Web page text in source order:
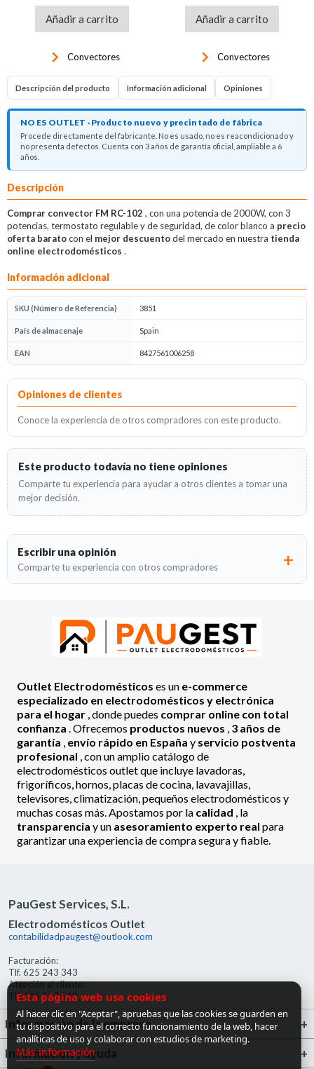
Añadir a carrito
keyboard_arrow_right Convectores
Añadir a carrito
keyboard_arrow_right Convectores
Descripción del producto Información adicional Opiniones
NO ES OUTLET · Producto nuevo y precintado de fábrica
Procede directamente del fabricante. No es usado, no es reacondicionado y
no presenta defectos. Cuenta con 3 años de garantía oficial, ampliable a 6
años.
Descripción
Comprar convector FM RC-102 , con una potencia de 2000W, con 3
potencias, termostato regulable y de seguridad, de color blanco a precio
oferta baratocon el mejor descuentodel mercado en nuestra tienda
online electrodomésticos .
Información adicional
SKU (Número de Referencia) 3851
País de almacenaje Spain
EAN 8427561006258
Opiniones
Opiniones de clientes
Conoce la experiencia de otros compradores con este producto.
Este producto todavía no tiene opiniones
Comparte tu experiencia para ayudar a otros clientes a tomar una
mejor decisión.
Escribir una opinión
Comparte tu experiencia con otros compradores
Outlet Electrodomésticos es un e-commerce
especializado en electrodomésticos y electrónica
para el hogar , donde puedes comprar online con total
confianza . Ofrecemos productos nuevos , 3 años de
garantía , envío rápido en España y servicio postventa
profesional , con un amplio catálogo de
electrodomésticos outlet que incluye lavadoras,
frigoríficos, hornos, placas de cocina, lavavajillas,
televisores, climatización, pequeños electrodomésticos y
muchas cosas más. Apostamos por la calidad , la
transparencia y un asesoramiento experto real para
garantizar una experiencia de compra segura y fiable.
PauGest Services, S.L.
Electrodomésticos Outlet
contabilidadpaugest@outlook.com
Facturación:
Tlf. 625 243 343
Atención al cliente:
Tlf. 685 527 519
Información de la empresa
Información y ayuda
Esta página web usa cookies
Al hacer clic en "Aceptar", apruebas que las cookies se guarden en
tu dispositivo para el correcto funcionamiento de la web, hacer
analíticas de uso y colaborar con estudios de marketing.
Más información